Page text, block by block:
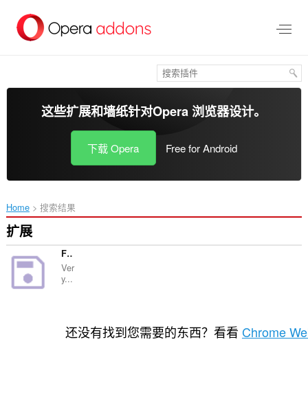
这些扩展和墙纸针对Opera 浏览器设计。
下载 Opera Free for Android
Home 搜索结果
扩展
Favicon Stealer
Ver
y...
还没有找到您需要的东西？看看 Chrome